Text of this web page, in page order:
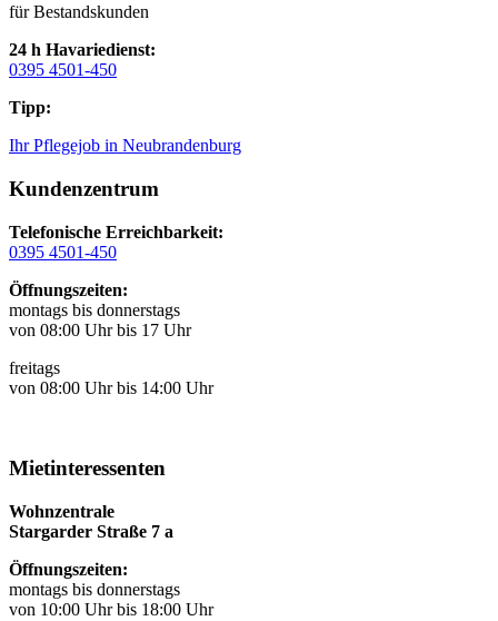
für Bestandskunden
24 h Havariedienst:
0395 4501-450
Tipp:
Ihr Pflegejob in Neubrandenburg
Kundenzentrum
Telefonische Erreichbarkeit:
0395 4501-450
Öffnungszeiten:
montags bis donnerstags
von 08:00 Uhr bis 17 Uhr
freitags
von 08:00 Uhr bis 14:00 Uhr
Mietinteressenten
Wohnzentrale
Stargarder Straße 7 a
Öffnungszeiten:
montags bis donnerstags
von 10:00 Uhr bis 18:00 Uhr